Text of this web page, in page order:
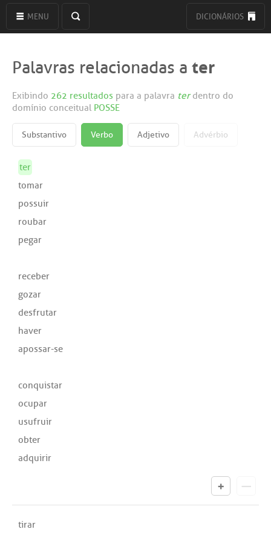
MENU DICIONÁRIOS
Palavras relacionadas a ter
Exibindo 262 resultados para a palavra terdentro do
domínio conceitual POSSE
Substantivo Verbo Adjetivo Advérbio
ter
tomar
possuir
roubar
pegar
receber
gozar
desfrutar
haver
apossar-se
conquistar
ocupar
usufruir
obter
adquirir
tirar